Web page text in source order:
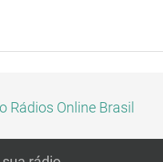
Rádios Online Brasil